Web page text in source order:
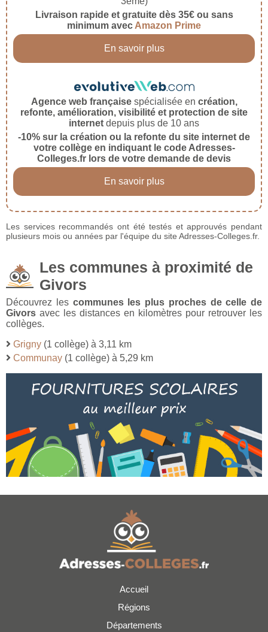
Livraison rapide et gratuite dès 35€ ou sans
minimum avec Amazon Prime
En savoir plus
Agence web françaisespécialisée en création,
refonte, amélioration, visibilité et protection de site
internet depuis plus de 10 ans
-10% sur la création ou la refonte du site internet de
votre collège en indiquant le code Adresses-
Colleges.fr lors de votre demande de devis
En savoir plus
Les services recommandés ont été testés et approuvés pendant
plusieurs mois ou années par l'équipe du site Adresses-Colleges.fr.
Les communes à proximité de
Givors
Découvrez les communes les plus proches de celle de
Givors avec les distances en kilomètres pour retrouver les
collèges.
Grigny (1 collège) à 3,11 km
Communay (1 collège) à 5,29 km
Accueil
Régions
Départements